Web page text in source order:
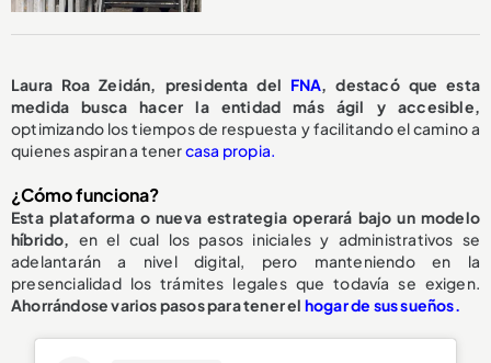
Laura Roa Zeidán, presidenta del FNA, destacó que esta
medida busca hacer la entidad más ágil y accesible,
optimizando los tiempos de respuesta y facilitando el camino a
quienes aspiran a tenercasa propia.
¿Cómo funciona?
Esta plataforma o nueva estrategia operará bajo un modelo
híbrido, en el cual los pasos iniciales y administrativos se
adelantarán a nivel digital, pero manteniendo en la
presencialidad los trámites legales que todavía se exigen.
Ahorrándose varios pasos para tener el hogar de sus sueños.